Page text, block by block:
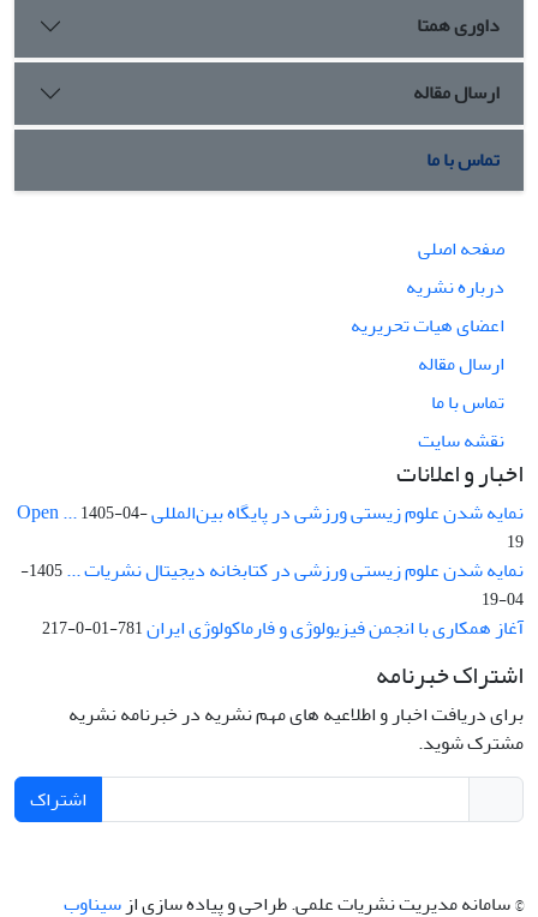
داوری همتا
ارسال مقاله
تماس با ما
صفحه اصلی
درباره نشریه
اعضای هیات تحریریه
ارسال مقاله
تماس با ما
نقشه سایت
اخبار و اعلانات
نمایه شدن علوم زیستی ورزشی در پایگاه بین‌المللی Open ...1405-04-
19
نمایه شدن علوم زیستی ورزشی در کتابخانه دیجیتال نشریات ...
1405-
04-19
آغاز همکاری با انجمن فیزیولوژی و فارماکولوژی ایران781-01-0-217
اشتراک خبرنامه
برای دریافت اخبار و اطلاعیه های مهم نشریه در خبرنامه نشریه
مشترک شوید.
اشتراک
© سامانه مدیریت نشریات علمی.طراحی و پیاده سازی از سیناوب